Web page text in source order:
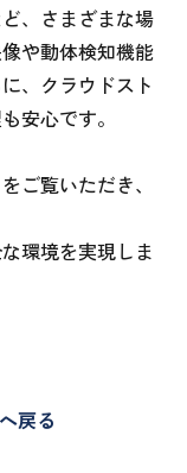
、さまざまな場
や動体検知機能
、クラウドスト
安心です。
ご覧いただき、
環境を実現しま
戻る